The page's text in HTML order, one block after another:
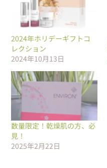
2024年ホリデーギフトコ
レクション
2024年10月13日
数量限定！乾燥肌の方、必
見！
2025年2月22日